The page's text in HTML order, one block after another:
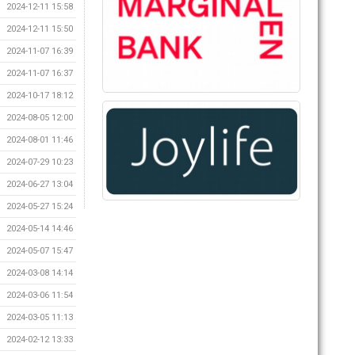
2024-12-11 15:58
2024-12-11 15:50
2024-11-07 16:39
2024-11-07 16:37
2024-10-17 18:12
2024-08-05 12:00
2024-08-01 11:46
2024-07-29 10:23
2024-06-27 13:04
2024-05-27 15:24
2024-05-14 14:46
2024-05-07 15:47
2024-03-08 14:14
2024-03-06 11:54
2024-03-05 11:13
2024-02-12 13:33